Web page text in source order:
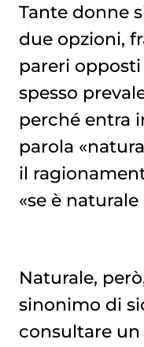
Tante donne
due opzioni,
pareri
spesso
perché entra
parola
il
«se è
Naturale,
sinonimo di
consultare